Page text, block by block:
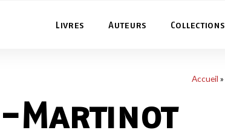
Livres Auteurs Collections
Accueil »
Martinot